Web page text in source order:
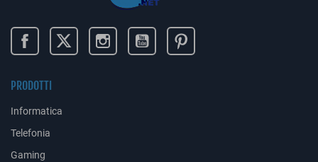
PRODOTTI
Informatica
Telefonia
Gaming